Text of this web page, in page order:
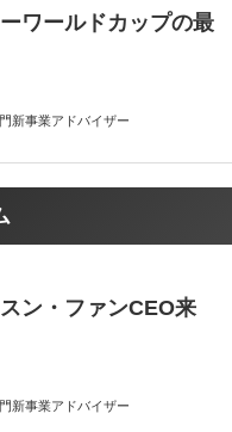
ワールドカップの最
新事業アドバイザー
ン・ファンCEO来
新事業アドバイザー